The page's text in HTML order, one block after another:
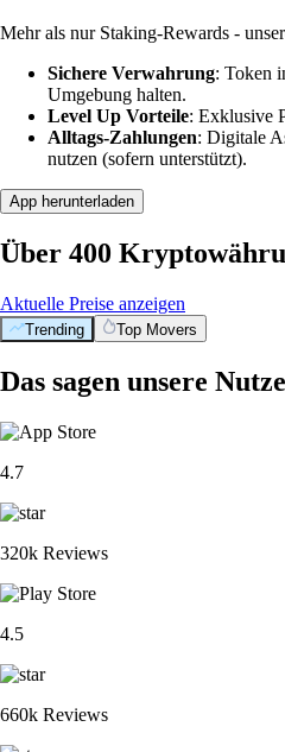
Mehr als nur Staking-Rewards -
Sichere Verwahrung: Token
Umgebung halten.
Level Up Vorteile: Exklusive
Alltags-Zahlungen: Digitale
nutzen (sofern unterstützt).
App herunterladen
Über 400
Aktuelle Preise anzeigen
Trending Top Movers
Das sagen unsere
4.7
320k Reviews
4.5
660k Reviews